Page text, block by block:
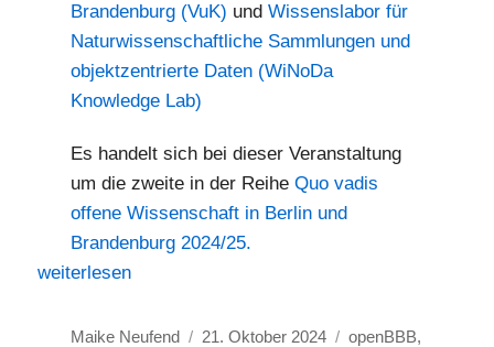
Brandenburg (VuK) und Wissenslabor für
Naturwissenschaftliche Sammlungen und
objektzentrierte Daten (WiNoDa
Knowledge Lab)
Es handelt sich bei dieser Veranstaltung
um die zweite in der Reihe Quo vadis
offene Wissenschaft in Berlin und
Brandenburg 2024/25.
„20. November 2024: Objektbezogenes Open Access
weiterlesen
Autor
Maike Neufend
Veröffentlicht
21. Oktober 2024 Kategorien
openBBB,